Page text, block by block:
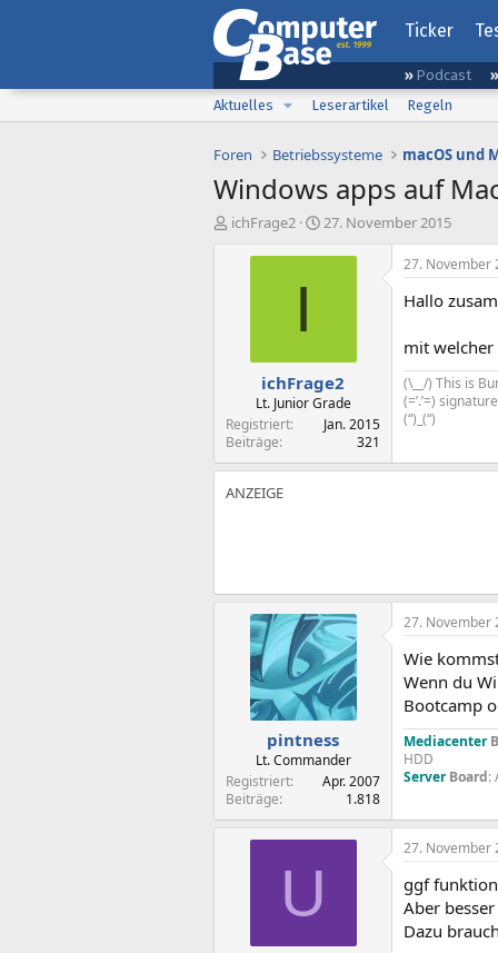
Ticker
Podcast
Aktuelles
Leserartikel Regeln
Foren Betriebssysteme macOS und
Windows apps auf
E
ichFrage2
E
s
t
a
m
27. November 2015
I
ichFrage2
Lt. Junior Grade
Registriert
Jan. 2015
Beiträge
321
27. November
Hallo
mit
(\__/) This is
(=’.’=)
(“)_(“)
pintness
Lt. Commander
Registriert
Apr. 2007
Beiträge
1.818
27. November
Wie
Wenn du
Bootcamp
Mediacenter
HDD
ServerBoard:
U
27. November
ggf
Aber
Dazu